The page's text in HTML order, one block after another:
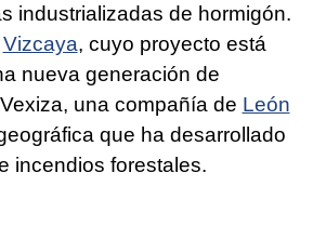
industrializadas de hormigón.
Vizcaya, cuyo proyecto está
nueva generación de
una compañía de León
que ha desarrollado
incendios forestales.